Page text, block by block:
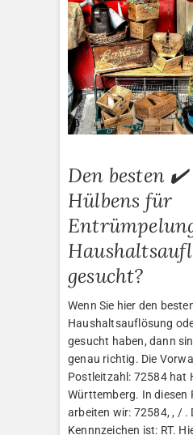
Den besten
Hülbens für
gesucht?
Wenn Sie hier den
Haushaltsauflösung
gesucht haben, dann
genau richtig. Die
Postleitzahl: 72584 hat
Württemberg. In diesen
arbeiten wir: 72584, , / .
Kennnzeichen ist: RT.